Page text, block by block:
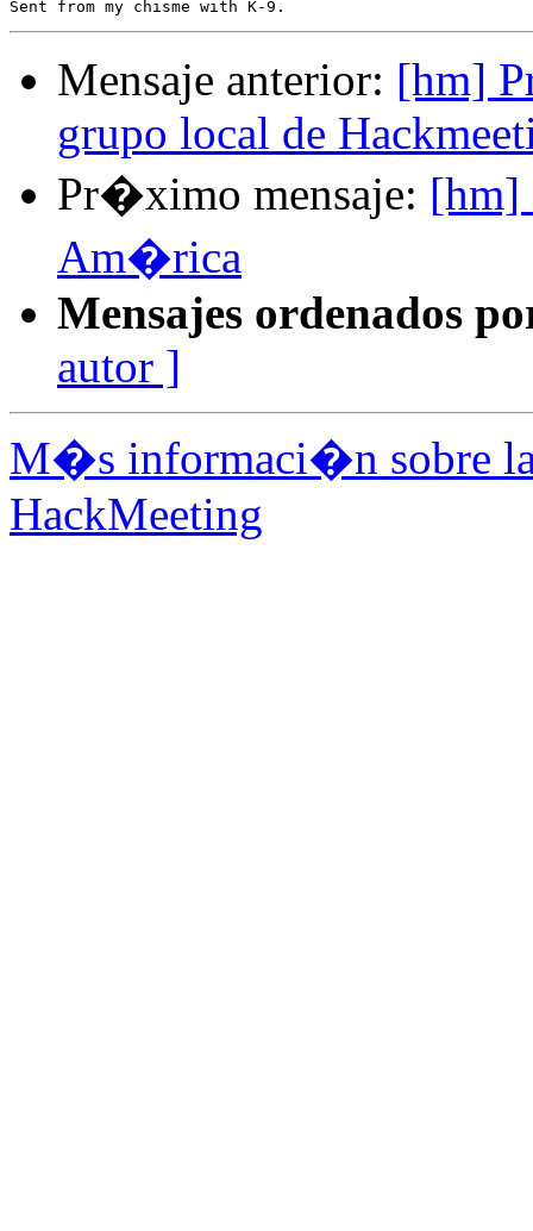
Mensaje anterior: [hm]
grupo local de
Pr�ximo mensaje: [hm]
Am�rica
Mensajes ordenados
autor ]
M�s informaci�n sobre
HackMeeting